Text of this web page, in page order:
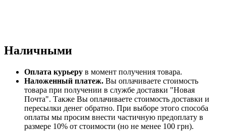
Наличными
Оплата курьеру в момент получения товара.
Наложенный платеж. Вы оплачиваете стоимость
товара при получении в службе доставки "Новая
Почта". Также Вы оплачиваете стоимость доставки и
пересылки денег обратно. При выборе этого способа
оплаты мы просим внести частичную предоплату в
размере 10% от стоимости (но не менее 100 грн).